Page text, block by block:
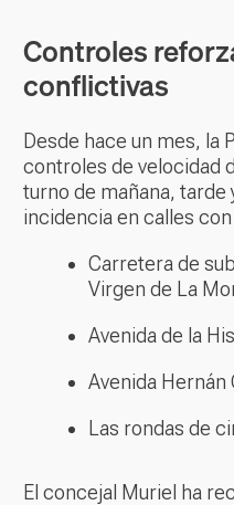
Controles
conflictivas
Desde hace un mes, la
controles de velocidad
turno de mañana, tarde
incidencia en calles
Carretera de
Virgen de La
Avenida de la
Avenida Hernán
Las rondas de
El concejal Muriel ha